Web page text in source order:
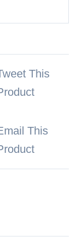
This
This